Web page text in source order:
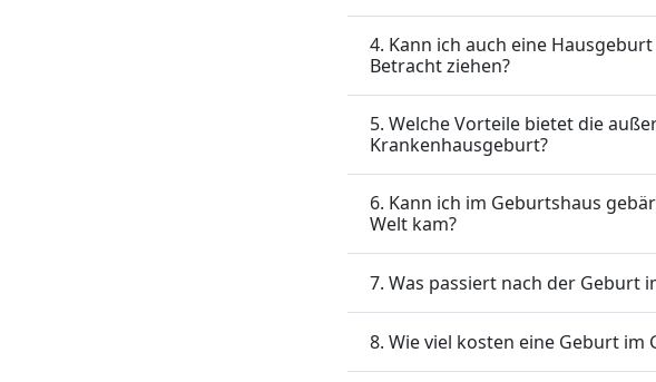
4. Kann ich auch eine
Betracht ziehen?
5. Welche Vorteile bietet die
Krankenhausgeburt?
6. Kann ich im Geburtshaus
Welt kam?
7. Was passiert nach der Geburt
8. Wie viel kosten eine Geburt im